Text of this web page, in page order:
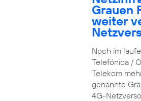
Grauen
weiter
Noch im
Telefónica / O
Telekom
genannte
4G-